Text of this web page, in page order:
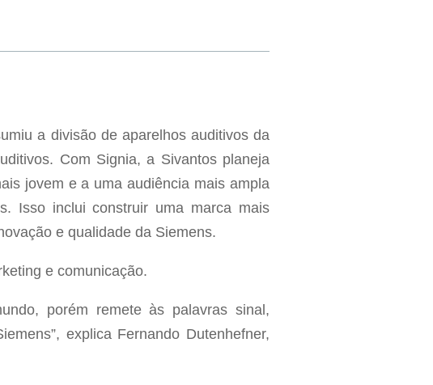
a divisão de aparelhos auditivos da
Com Signia, a Sivantos planeja
jovem e a uma audiência mais ampla
Isso inclui construir uma marca mais
e qualidade da Siemens.
e comunicação.
porém remete às palavras sinal,
explica Fernando Dutenhefner,